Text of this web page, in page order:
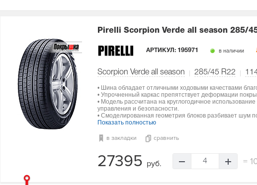
Pirelli Scorpion Verde all season 285/
АРТИКУЛ: 195971 в наличии
Scorpion Verde all season 285/45 R22
• Шина обладает отличными ходовыми качествами
• Упрочненный каркас препятствует деформации
• Модель рассчитана на круглогодичное
управления и безопасности.
• Смоделированная геометрия блоков разбивает шум
Показать полностью
в закладки сравнить
27395 руб. 4 =